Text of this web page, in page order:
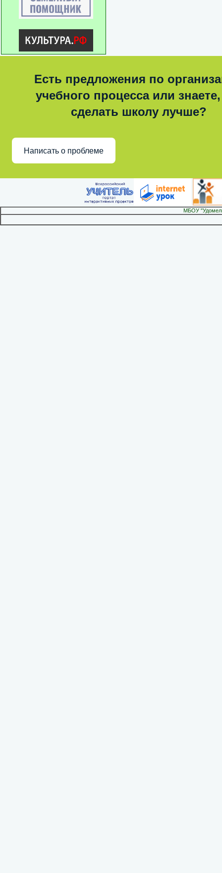
Есть предложения по
учебного процесса или знаете,
сделать школу лучше?
Написать о проблеме
МБОУ